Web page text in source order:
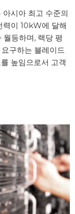
시아 최고 수준의
력이 10kW에 달해
등하며, 랙당 평
구하는 블레이드
높임으로서 고객